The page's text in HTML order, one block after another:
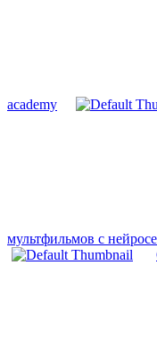
academy
мультфильмов с